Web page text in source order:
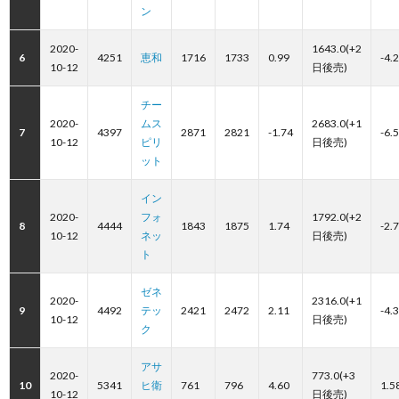
ン
6
2020-
10-12
4251 恵和 1716 1733 0.99
1643.0(+2
日後売)
-
7
2020-
10-12
4397
チー
ムス
ピリ
ット
2871 2821 -1.74
2683.0(+1
日後売)
-
8
2020-
10-12
4444
イン
フォ
ネッ
ト
1843 1875 1.74
1792.0(+2
日後売)
-
9
2020-
10-12
4492
ゼネ
テッ
ク
2421 2472 2.11
2316.0(+1
日後売)
-
10
2020-
10-12
5341
アサ
ヒ衛
761 796 4.60
773.0(+3
日後売)